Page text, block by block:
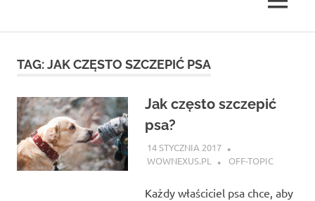
MENU
TAG:JAK CZĘSTO SZCZEPIĆ PSA
Jak często szczepić
psa?
14 STYCZNIA 2017
WOWNEXUS.PL
OFF-TOPIC
Każdy właściciel psa chce, aby